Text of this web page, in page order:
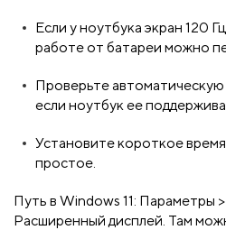
Если у ноутбука экран 120
работе от батареи можно
Проверьте автоматическую
если ноутбук ее
Установите короткое
простое.
Путь в Windows 11: Параметры
Расширенный дисплей. Там